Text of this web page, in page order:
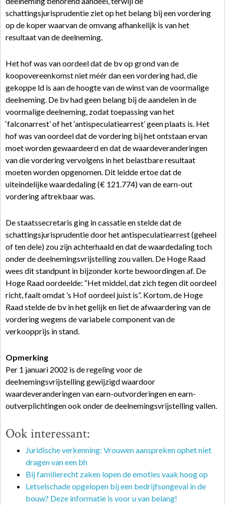
schattingsjurisprudentie ziet op het belang bij een vordering
op de koper waarvan de omvang afhankelijk is van het
resultaat van de deelneming.
Het hof was van oordeel dat de bv op grond van de
koopovereenkomst niet méér dan een vordering had, die
gekoppe ld is aan de hoogte van de winst van de voormalige
deelneming. De bv had geen belang bij de aandelen in de
voormalige deelneming, zodat toepassing van het
‘falconarrest’ of het ‘antispeculatiearrest’ geen plaats is. Het
hof was van oordeel dat de vordering bij het ontstaan ervan
moet worden gewaardeerd en dat de waardeveranderingen
van die vordering vervolgens in het belastbare resultaat
moeten worden opgenomen. Dit leidde ertoe dat de
uiteindelijke waardedaling (€ 121.774) van de earn-out
vordering aftrekbaar was.
De staatssecretaris ging in cassatie en stelde dat de
schattingsjurisprudentie door het antispeculatiearrest (geheel
of ten dele) zou zijn achterhaald en dat de waardedaling toch
onder de deelnemingsvrijstelling zou vallen. De Hoge Raad
wees dit standpunt in bijzonder korte bewoordingen af. De
Hoge Raad oordeelde: “Het middel, dat zich tegen dit oordeel
richt, faalt omdat ’s Hof oordeel juist is”. Kortom, de Hoge
Raad stelde de bv in het gelijk en liet de afwaardering van de
vordering wegens de variabele component van de
verkoopprijs in stand.
Opmerking
Per 1 januari 2002 is de regeling voor de
deelnemingsvrijstelling gewijzigd waardoor
waardeveranderingen van earn-outvorderingen en earn-
outverplichtingen ook onder de deelnemingsvrijstelling vallen.
Ook interessant:
Juridische verkenning: Vrouwen aanspreken ophet niet
dragen van een bh
Bij familierecht zaken lopen de emoties vaak hoog op
Letselschade opgelopen bij een bedrijfsongeval in de
bouw? Deze informatie is voor u van belang!